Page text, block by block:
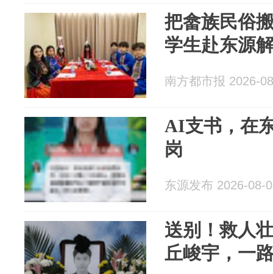
把畲族民俗
学生赴东源
南方都市报 2026-
AI支书，在
岗
东源发布 2026-08-
送别！救人
丘峻宇，一